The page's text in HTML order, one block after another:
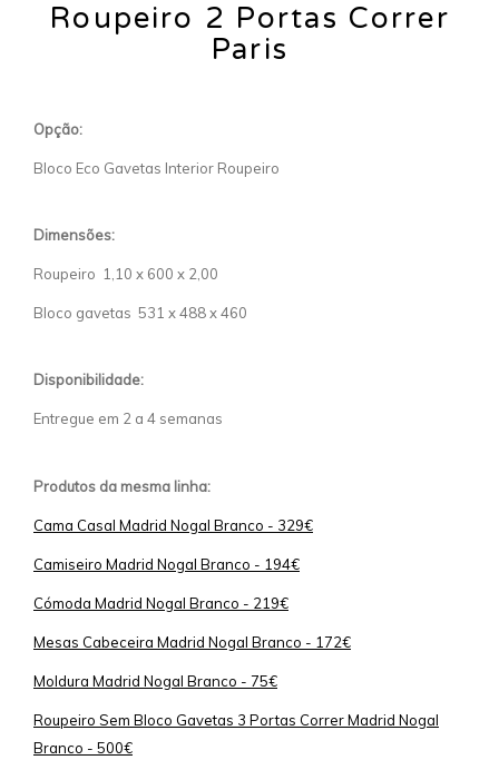
Roupeiro 2 Portas Correr
Paris
Opção:
Bloco Eco Gavetas Interior Roupeiro
Dimensões:
Roupeiro 1,10 x 600 x 2,00
Bloco gavetas 531 x 488 x 460
Disponibilidade:
Entregue em 2 a 4 semanas
Produtos da mesma linha:
Cama Casal Madrid Nogal Branco - 329€
Camiseiro Madrid Nogal Branco - 194€
Cómoda Madrid Nogal Branco - 219€
Mesas Cabeceira Madrid Nogal Branco - 172€
Moldura Madrid Nogal Branco - 75€
Roupeiro Sem Bloco Gavetas 3 Portas Correr Madrid Nogal
Branco - 500€